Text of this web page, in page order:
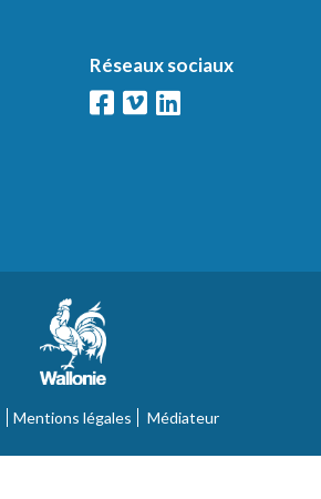
Réseaux sociaux
Mentions légales Médiateur